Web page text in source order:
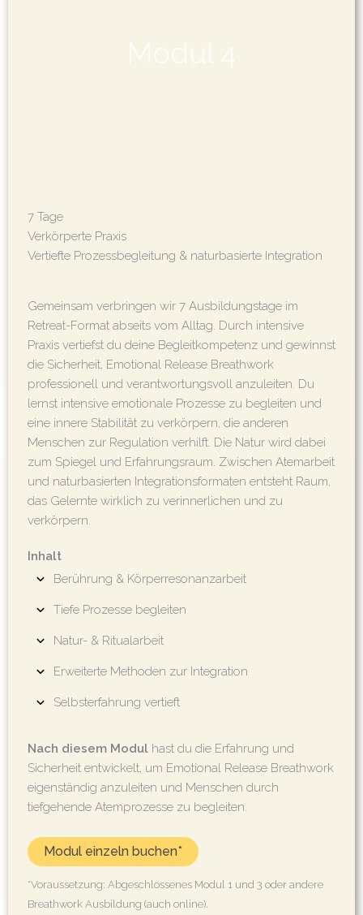
Modul 4
7 Tage
Verkörperte Praxis
Vertiefte Prozessbegleitung & naturbasierte Integration
Gemeinsam verbringen wir 7 Ausbildungstage im
Retreat-Format abseits vom Alltag. Durch intensive
Praxis vertiefst du deine Begleitkompetenz und gewinnst
die Sicherheit, Emotional Release Breathwork
professionell und verantwortungsvoll anzuleiten. Du
lernst intensive emotionale Prozesse zu begleiten und
eine innere Stabilität zu verkörpern, die anderen
Menschen zur Regulation verhilft. Die Natur wird dabei
zum Spiegel und Erfahrungsraum. Zwischen Atemarbeit
und naturbasierten Integrationsformaten entsteht Raum,
das Gelernte wirklich zu verinnerlichen und zu
verkörpern.
Inhalt
Berührung & Körperresonanzarbeit
Tiefe Prozesse begleiten
Natur- & Ritualarbeit
Erweiterte Methoden zur Integration
Selbsterfahrung vertieft
Nach diesem Modul hast du die Erfahrung und
Sicherheit entwickelt, um Emotional Release Breathwork
eigenständig anzuleiten und Menschen durch
tiefgehende Atemprozesse zu begleiten.
Modul einzeln buchen*
*Voraussetzung: Abgeschlossenes Modul 1 und 3 oder andere
Breathwork Ausbildung (auch online).